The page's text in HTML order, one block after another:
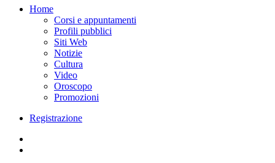
Home
Corsi e appuntamenti
Profili pubblici
Siti Web
Notizie
Cultura
Video
Oroscopo
Promozioni
Registrazione